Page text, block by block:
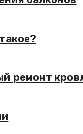
ремонт